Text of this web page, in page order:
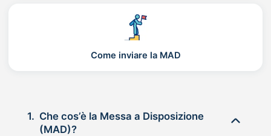
Come inviare la MAD
1. Che cos’è la Messa a Disposizione
(MAD)?